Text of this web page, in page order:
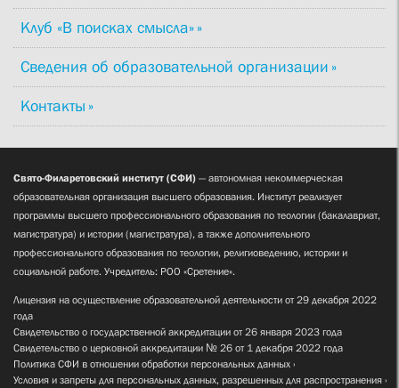
Клуб «В поисках смысла»
Сведения об образовательной организации
Контакты
Свято-Филаретовский институт (СФИ) — автономная некоммерческая
образовательная организация высшего образования. Институт реализует
программы высшего профессионального образования по теологии (бакалавриат,
магистратура) и истории (магистратура), а также дополнительного
профессионального образования по теологии, религиоведению, истории и
социальной работе. Учредитель: РОО «Сретение».
Лицензия на осуществление образовательной деятельности от 29 декабря 2022
года
Свидетельство о государственной аккредитации от 26 января 2023 года
Свидетельство о церковной аккредитации № 26 от 1 декабря 2022 года
Политика СФИ в отношении обработки персональных данных
Условия и запреты для персональных данных, разрешенных для распространения